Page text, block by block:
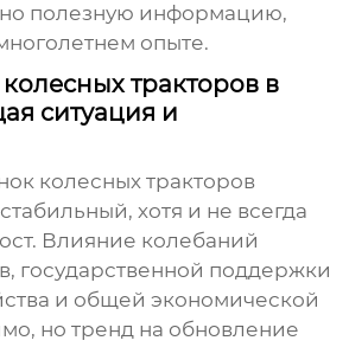
полезную информацию,
опыте.
тракторов в
ситуация и
колесных тракторов
хотя и не всегда
Влияние колебаний
государственной поддержки
и общей экономической
но тренд на обновление